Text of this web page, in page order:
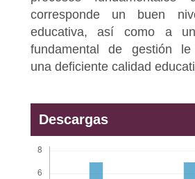
corresponde un buen
educativa, así como a
fundamental de gestión le
una deficiente calidad
Descargas